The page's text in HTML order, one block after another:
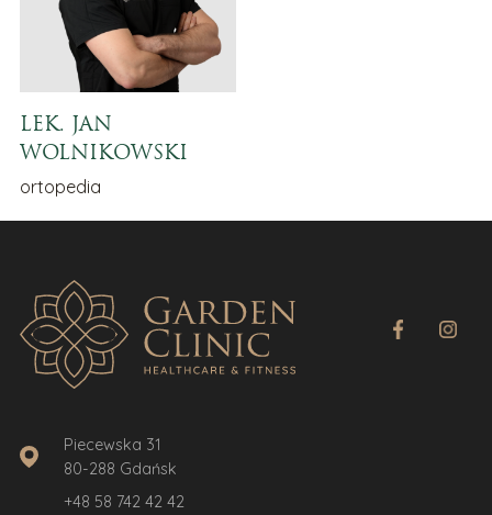
LEK. JAN
WOLNIKOWSKI
ortopedia
Piecewska 31
80-288 Gdańsk
+48 58 742 42 42